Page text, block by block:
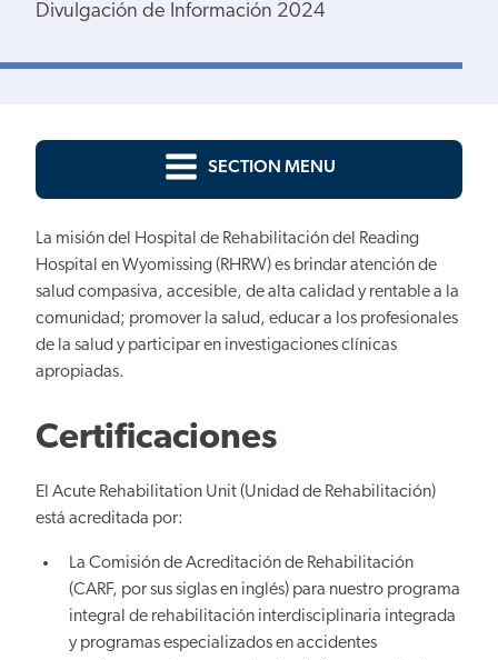
Divulgación de Información 2024
SECTION MENU
La misión del Hospital de Rehabilitación del Reading
Hospital en Wyomissing (RHRW) es brindar atención de
salud compasiva, accesible, de alta calidad y rentable a la
comunidad; promover la salud, educar a los profesionales
de la salud y participar en investigaciones clínicas
apropiadas.
Certificaciones
El Acute Rehabilitation Unit (Unidad de Rehabilitación)
está acreditada por:
La Comisión de Acreditación de Rehabilitación
(CARF, por sus siglas en inglés) para nuestro programa
integral de rehabilitación interdisciplinaria integrada
y programas especializados en accidentes